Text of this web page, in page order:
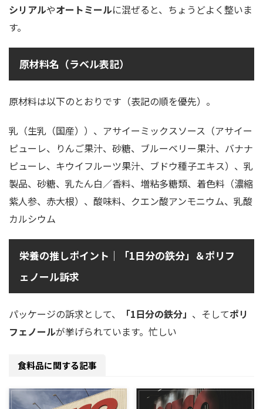
シリアルやオートミールに混ぜると、ちょうどよく整いま
す。
原材料名（ラベル表記）
原材料は以下のとおりです（表記の順を優先）。
乳（生乳（国産））、アサイーミックスソース（アサイー
ピューレ、りんご果汁、砂糖、ブルーベリー果汁、バナナ
ピューレ、キウイフルーツ果汁、ブドウ種子エキス）、乳
製品、砂糖、乳たん白／香料、増粘多糖類、着色料（濃縮
紫人参、赤大根）、酸味料、クエン酸アンモニウム、乳酸
カルシウム
栄養の推しポイント｜「1日分の鉄分」＆ポリフ
ェノール訴求
パッケージの訴求として、 「1日分の鉄分」 、そしてポリ
フェノールが挙げられています。忙しい
食料品に関する記事